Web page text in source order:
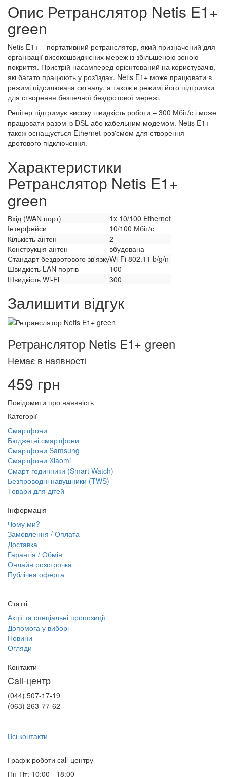
Опис Ретранслятор Netis E1+
green
Netis E1+ – портативний ретранслятор, який призначений для
організації високошвидкісних мереж із збільшеною зоною
покриття. Пристрій насамперед орієнтований на користувачів,
які багато працюють у роз'їздах. Netis E1+ може працювати в
режимі підсилювача сигналу, а також в режимі його підтримки
для створення безпечної бездротової мережі.
Репітер підтримує високу швидкість роботи – 300 Мбіт/с і може
працювати разом із DSL або кабельним модемом. Netis E1+
також оснащується Ethernet-роз'ємом для створення
дротового підключення.
Характеристики
Ретранслятор Netis E1+
green
Вхід (WAN порт)
1x 10/100 Ethernet
Інтерфейси
10/100 Мбіт/с
Кількість антен
2
Конструкція антен
вбудована
Стандарт бездротового зв'язкуWi-Fi 802.11 b/g/n
Швидкість LAN портів
100
Швидкість Wi-Fi
300
Залишити відгук
Ретранслятор Netis E1+ green
Немає в наявності
459 грн
Повідомити про наявність
Категорії
Смартфони
Бюджетні смартфони
Смартфони Samsung
Смартфони Xiaomi
Смарт-годинники (Smart Watch)
Безпроводні навушники (TWS)
Товари для дітей
Інформація
Чому ми?
Замовлення / Оплата
Доставка
Гарантія / Обмін
Онлайн розстрочка
Публічна оферта
Статті
Акції та спеціальні пропозиції
Допомога у виборі
Новини
Огляди
Контакти
Call-центр
(044) 507-17-19
(063) 263-77-62
Всі контакти
Графік роботи сall-центру
Пн-Пт: 10:00 - 18:00